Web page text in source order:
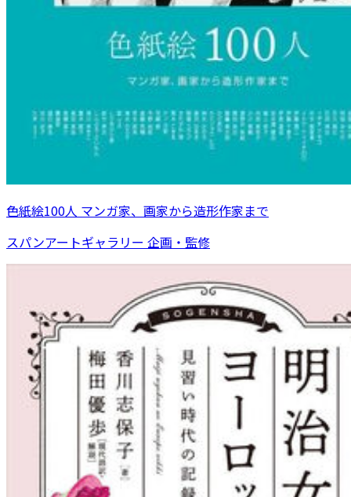
色紙絵100人 マンガ家、画家から造形作家まで
スパンアートギャラリー 企画・監修